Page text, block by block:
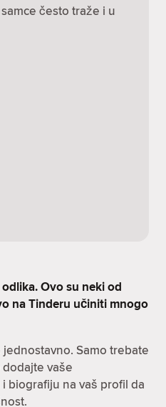
često traže i u
Ovo su neki od
na Tinderu učiniti mnogo
Samo trebate
vaše
biografiju na vaš profil da